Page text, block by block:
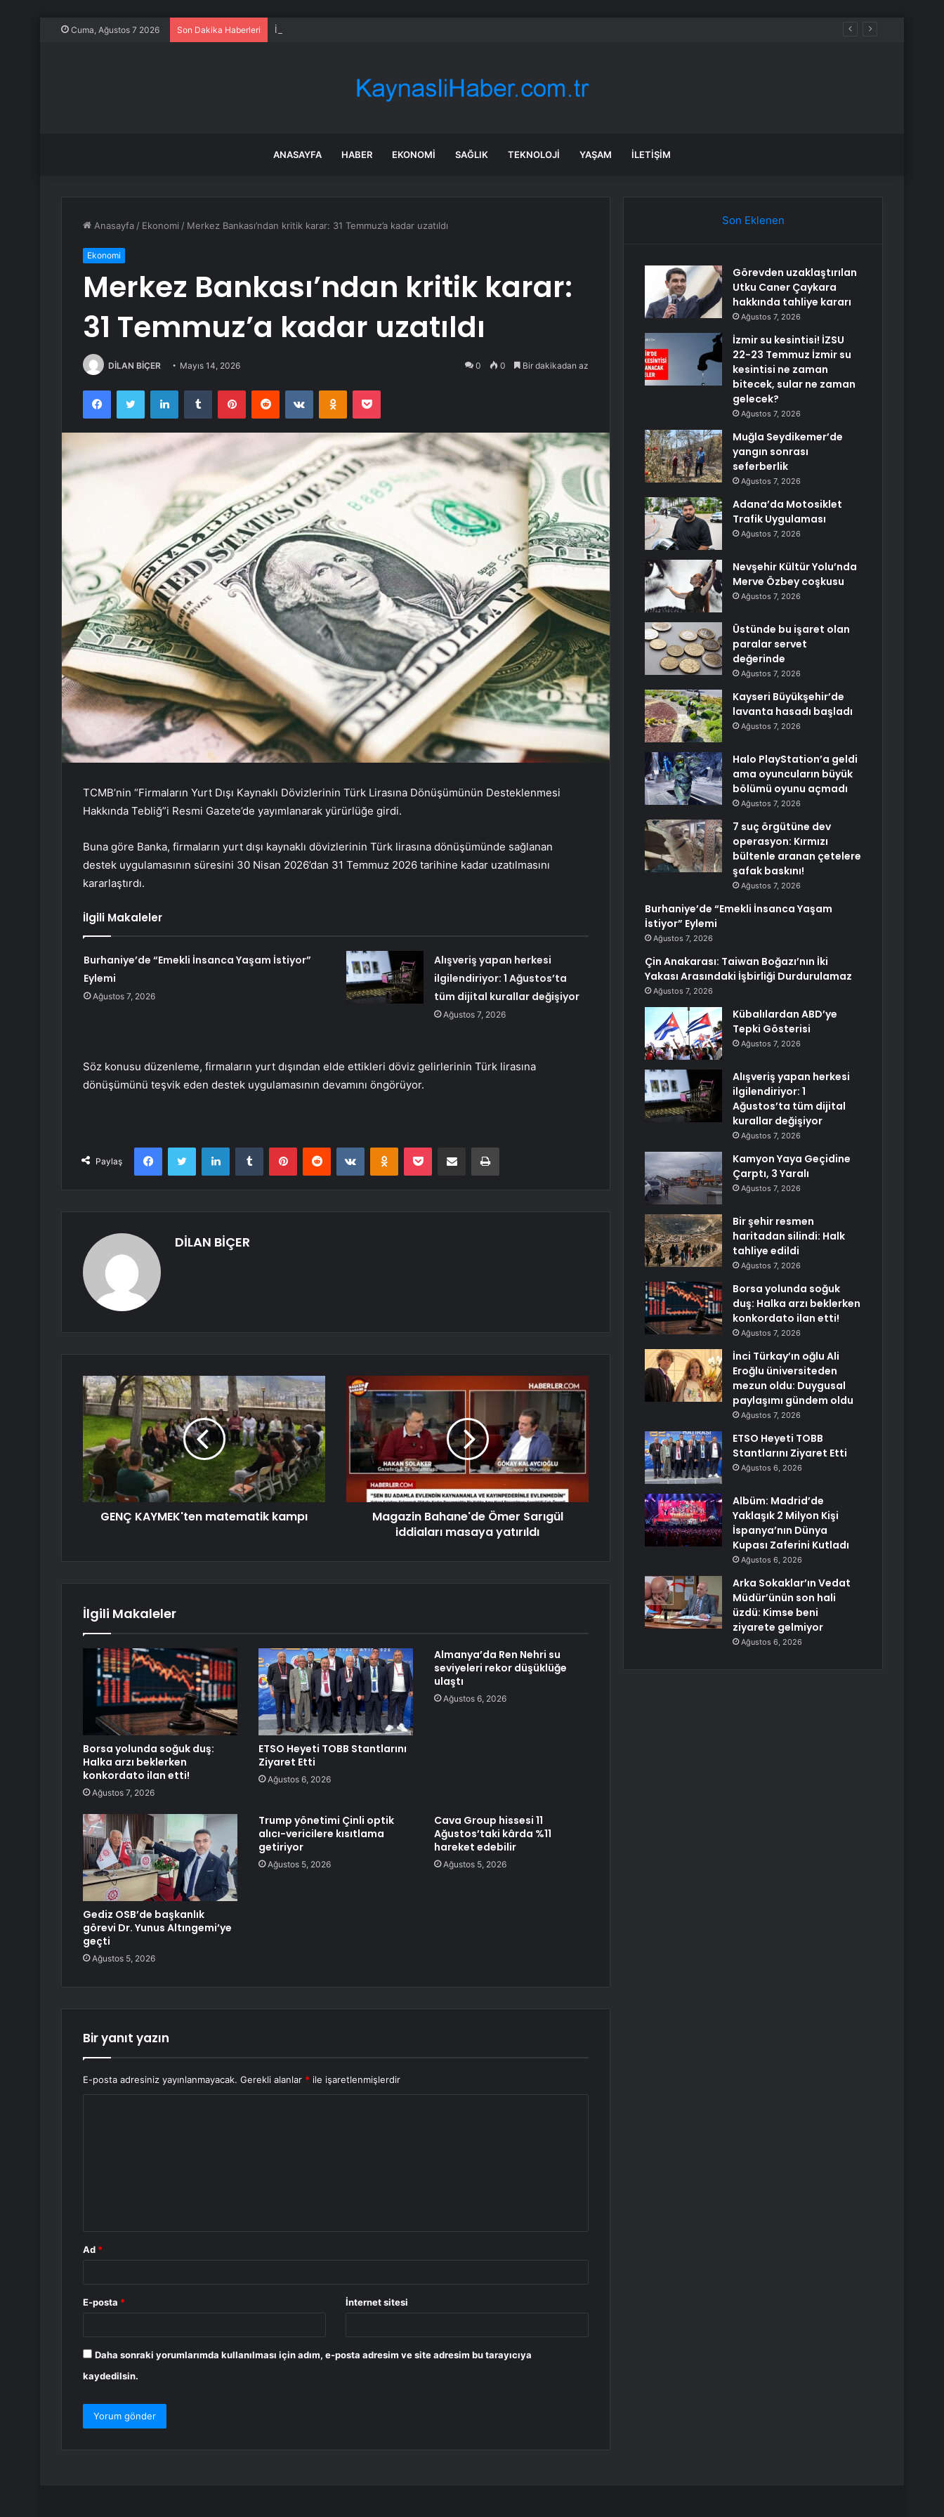
Cuma, Ağustos 7 2026 Son Dakika Haberleri İzmir su kesintisi! İZSU 22-23 Temmuz İzmir su kesintisi ne zaman bitecek, sular ne zaman gelecek?
ANASAYFA HABER EKONOMI SAĞLIK TEKNOLOJI YAŞAM İLETIŞIM
Anasayfa / Ekonomi / Merkez Bankası’ndan kritik karar: 31 Temmuz’a kadar uzatıldı
Ekonomi
Merkez Bankası’ndan kritik karar:
31 Temmuz’a kadar uzatıldı
DİLAN BİÇER Mayıs 14, 2026 0 0 Bir dakikadan az
FacebookTwitter LinkedInTumblr PinterestReddit VKontakteOdnoklassniki
Pocket
TCMB’nin “Firmaların Yurt Dışı Kaynaklı Dövizlerinin Türk Lirasına Dönüşümünün Desteklenmesi
Hakkında Tebliğ”i Resmi Gazete’de yayımlanarak yürürlüğe girdi.
Buna göre Banka, firmaların yurt dışı kaynaklı dövizlerinin Türk lirasına dönüşümünde sağlanan
destek uygulamasının süresini 30 Nisan 2026’dan 31 Temmuz 2026 tarihine kadar uzatılmasını
kararlaştırdı.
İlgili Makaleler
Burhaniye’de “Emekli İnsanca Yaşam İstiyor”
Eylemi
Ağustos 7, 2026
Alışveriş yapan herkesi
ilgilendiriyor: 1 Ağustos’ta
tüm dijital kurallar değişiyor
Ağustos 7, 2026
Söz konusu düzenleme, firmaların yurt dışından elde ettikleri döviz gelirlerinin Türk lirasına
dönüşümünü teşvik eden destek uygulamasının devamını öngörüyor.
Paylaş
FacebookTwitter LinkedInTumblr PinterestReddit VKontakteOdnoklassniki
Pocket E-Posta ile paylaş Yazdır
DİLAN BİÇER
GENÇ KAYMEK'ten matematik kampı
Magazin Bahane'de Ömer Sarıgül
iddiaları masaya yatırıldı
İlgili Makaleler
Borsa yolunda soğuk duş:
Halka arzı beklerken
konkordato ilan etti!
Ağustos 7, 2026
ETSO Heyeti TOBB Stantlarını
Ziyaret Etti
Ağustos 6, 2026
Almanya’da Ren Nehri su
seviyeleri rekor düşüklüğe
ulaştı
Ağustos 6, 2026
Gediz OSB’de başkanlık
görevi Dr. Yunus Altıngemi’ye
geçti
Ağustos 5, 2026
Trump yönetimi Çinli optik
alıcı-vericilere kısıtlama
getiriyor
Ağustos 5, 2026
Cava Group hissesi 11
Ağustos’taki kârda %11
hareket edebilir
Ağustos 5, 2026
Bir yanıt yazın
E-posta adresiniz yayınlanmayacak. Gerekli alanlar * ile işaretlenmişlerdir
Ad *
E-posta * İnternet sitesi
Daha sonraki yorumlarımda kullanılması için adım, e-posta adresim ve site adresim bu tarayıcıya
kaydedilsin.
Son Eklenen
Görevden uzaklaştırılan
Utku Caner Çaykara
hakkında tahliye kararı
Ağustos 7, 2026
İzmir su kesintisi! İZSU
22-23 Temmuz İzmir su
kesintisi ne zaman
bitecek, sular ne zaman
gelecek?
Ağustos 7, 2026
Muğla Seydikemer’de
yangın sonrası
seferberlik
Ağustos 7, 2026
Adana’da Motosiklet
Trafik Uygulaması
Ağustos 7, 2026
Nevşehir Kültür Yolu’nda
Merve Özbey coşkusu
Ağustos 7, 2026
Üstünde bu işaret olan
paralar servet
değerinde
Ağustos 7, 2026
Kayseri Büyükşehir’de
lavanta hasadı başladı
Ağustos 7, 2026
Halo PlayStation’a geldi
ama oyuncuların büyük
bölümü oyunu açmadı
Ağustos 7, 2026
7 suç örgütüne dev
operasyon: Kırmızı
bültenle aranan çetelere
şafak baskını!
Ağustos 7, 2026
Burhaniye’de “Emekli İnsanca Yaşam
İstiyor” Eylemi
Ağustos 7, 2026
Çin Anakarası: Taiwan Boğazı’nın İki
Yakası Arasındaki İşbirliği Durdurulamaz
Ağustos 7, 2026
Kübalılardan ABD’ye
Tepki Gösterisi
Ağustos 7, 2026
Alışveriş yapan herkesi
ilgilendiriyor: 1
Ağustos’ta tüm dijital
kurallar değişiyor
Ağustos 7, 2026
Kamyon Yaya Geçidine
Çarptı, 3 Yaralı
Ağustos 7, 2026
Bir şehir resmen
haritadan silindi: Halk
tahliye edildi
Ağustos 7, 2026
Borsa yolunda soğuk
duş: Halka arzı beklerken
konkordato ilan etti!
Ağustos 7, 2026
İnci Türkay’ın oğlu Ali
Eroğlu üniversiteden
mezun oldu: Duygusal
paylaşımı gündem oldu
Ağustos 7, 2026
ETSO Heyeti TOBB
Stantlarını Ziyaret Etti
Ağustos 6, 2026
Albüm: Madrid’de
Yaklaşık 2 Milyon Kişi
İspanya’nın Dünya
Kupası Zaferini Kutladı
Ağustos 6, 2026
Arka Sokaklar’ın Vedat
Müdür’ünün son hali
üzdü: Kimse beni
ziyarete gelmiyor
Ağustos 6, 2026